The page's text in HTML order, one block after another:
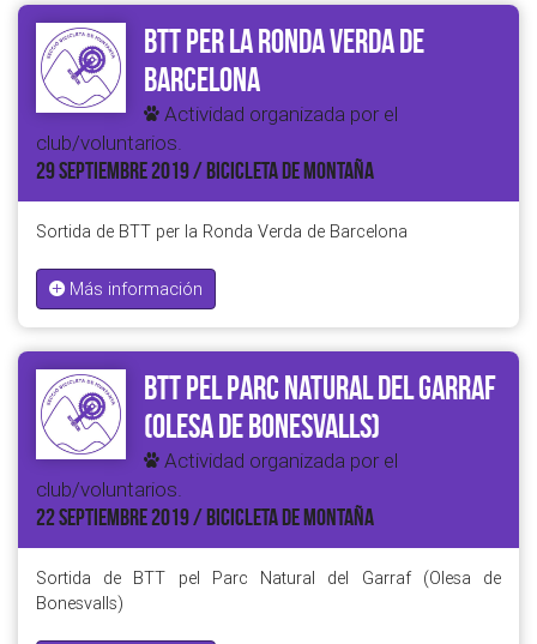
BTT per la Ronda Verda de
Barcelona
Actividad organizada por el
club/voluntarios.
29 SEPTIEMBRE 2019 / BICICLETA DE MONTAÑA
Sortida de BTT per la Ronda Verda de Barcelona
Más información
BTT pel Parc Natural del Garraf
(Olesa de Bonesvalls)
Actividad organizada por el
club/voluntarios.
22 SEPTIEMBRE 2019 / BICICLETA DE MONTAÑA
Sortida de BTT pel Parc Natural del Garraf (Olesa de
Bonesvalls)